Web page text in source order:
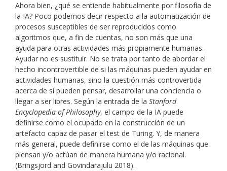
Ahora bien, ¿qué se entiende habitualmente por filosofía de
la IA? Poco podemos decir respecto a la automatización de
procesos susceptibles de ser reproducidos como
algoritmos que, a fin de cuentas, no son más que una
ayuda para otras actividades más propiamente humanas.
Ayudar no es sustituir. No se trata por tanto de abordar el
hecho incontrovertible de si las máquinas pueden ayudar en
actividades humanas, sino la cuestión más controvertida
acerca de si pueden pensar, desarrollar una conciencia o
llegar a ser libres. Según la entrada de la Stanford
Encyclopedia of Philosophy, el campo de la IA puede
definirse como el ocupado en la construcción de un
artefacto capaz de pasar el test de Turing. Y, de manera
más general, puede definirse como el de las máquinas que
piensan y/o actúan de manera humana y/o racional.
(Bringsjord and Govindarajulu 2018).